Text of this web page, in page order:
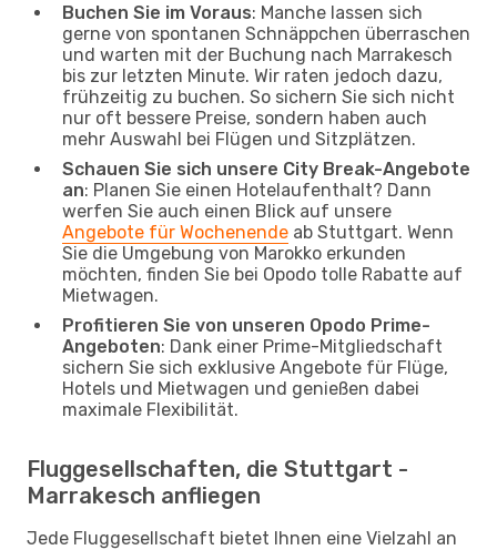
Buchen Sie im Voraus: Manche lassen sich
gerne von spontanen Schnäppchen überraschen
und warten mit der Buchung nach Marrakesch
bis zur letzten Minute. Wir raten jedoch dazu,
frühzeitig zu buchen. So sichern Sie sich nicht
nur oft bessere Preise, sondern haben auch
mehr Auswahl bei Flügen und Sitzplätzen.
Schauen Sie sich unsere City Break-Angebote
an: Planen Sie einen Hotelaufenthalt? Dann
werfen Sie auch einen Blick auf unsere
Angebote für Wochenende ab Stuttgart. Wenn
Sie die Umgebung von Marokko erkunden
möchten, finden Sie bei Opodo tolle Rabatte auf
Mietwagen.
Profitieren Sie von unseren Opodo Prime-
Angeboten: Dank einer Prime-Mitgliedschaft
sichern Sie sich exklusive Angebote für Flüge,
Hotels und Mietwagen und genießen dabei
maximale Flexibilität.
Fluggesellschaften, die Stuttgart -
Marrakesch anfliegen
Jede Fluggesellschaft bietet Ihnen eine Vielzahl an